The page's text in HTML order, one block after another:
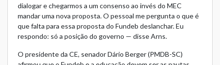
dialogar e chegarmos a um consenso ao invés do MEC
mandar uma nova proposta. O pessoal me pergunta o que é
que falta para essa proposta do Fundeb deslanchar. Eu
respondo: só a posição do governo — disse Arns.
O presidente da CE, senador Dário Berger (PMDB-SC)